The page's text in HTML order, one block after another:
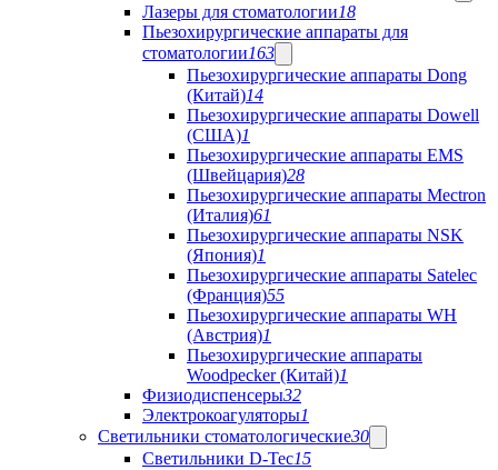
Лазеры для стоматологии18
Пьезохирургические аппараты для
стоматологии163
Пьезохирургические аппараты Dong
(Китай)14
Пьезохирургические аппараты Dowell
(США)1
Пьезохирургические аппараты EMS
(Швейцария)28
Пьезохирургические аппараты Mectron
(Италия)61
Пьезохирургические аппараты NSK
(Япония)1
Пьезохирургические аппараты Satelec
(Франция)55
Пьезохирургические аппараты WH
(Австрия)1
Пьезохирургические аппараты
Woodpecker (Китай)1
Физиодиспенсеры32
Электрокоагуляторы1
Светильники стоматологические30
Светильники D-Tec15